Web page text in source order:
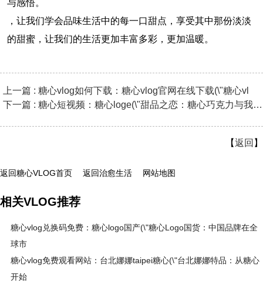
与感悟。
，让我们学会品味生活中的每一口甜点，享受其中那份淡淡
的甜蜜，让我们的生活更加丰富多彩，更加温暖。
上一篇 : 糖心vlog如何下载：糖心vlog官网在线下载(\"糖心vl
下一篇 : 糖心短视频：糖心loge(\"甜品之恋：糖心巧克力与我的故事
【返回 】
返回糖心VLOG首页 返回治愈生活 网站地图
相关VLOG推荐
糖心vlog兑换码免费：糖心logo国产(\"糖心Logo国货：中国品牌在全
球市
糖心vlog免费观看网站：台北娜娜taipei糖心(\"台北娜娜特品：从糖心
开始